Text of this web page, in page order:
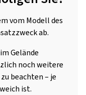
vom Modell des
ab.
Gelände
noch weitere
beachten – je
ist.